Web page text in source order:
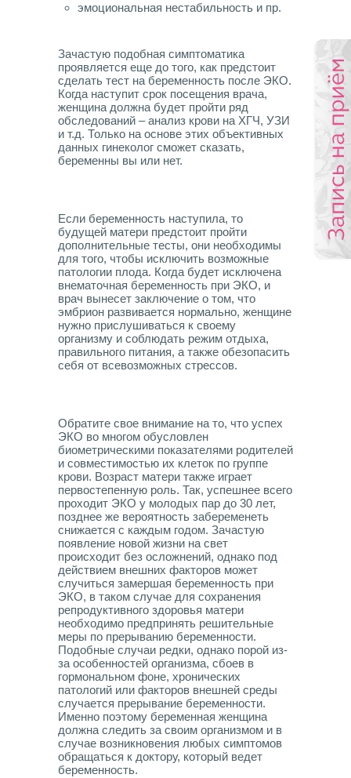
эмоциональная нестабильность и пр.
Зачастую подобная симптоматика
проявляется еще до того, как предстоит
сделать тест на беременность после ЭКО.
Когда наступит срок посещения врача,
женщина должна будет пройти ряд
обследований – анализ крови на ХГЧ, УЗИ
и т.д. Только на основе этих объективных
данных гинеколог сможет сказать,
беременны вы или нет.
Если беременность наступила, то
будущей матери предстоит пройти
дополнительные тесты, они необходимы
для того, чтобы исключить возможные
патологии плода. Когда будет исключена
внематочная беременность при ЭКО, и
врач вынесет заключение о том, что
эмбрион развивается нормально, женщине
нужно прислушиваться к своему
организму и соблюдать режим отдыха,
правильного питания, а также обезопасить
себя от всевозможных стрессов.
Обратите свое внимание на то, что успех
ЭКО во многом обусловлен
биометрическими показателями родителей
и совместимостью их клеток по группе
крови. Возраст матери также играет
первостепенную роль. Так, успешнее всего
проходит ЭКО у молодых пар до 30 лет,
позднее же вероятность забеременеть
снижается с каждым годом. Зачастую
появление новой жизни на свет
происходит без осложнений, однако под
действием внешних факторов может
случиться замершая беременность при
ЭКО, в таком случае для сохранения
репродуктивного здоровья матери
необходимо предпринять решительные
меры по прерыванию беременности.
Подобные случаи редки, однако порой из-
за особенностей организма, сбоев в
гормональном фоне, хронических
патологий или факторов внешней среды
случается прерывание беременности.
Именно поэтому беременная женщина
должна следить за своим организмом и в
случае возникновения любых симптомов
обращаться к доктору, который ведет
беременность.